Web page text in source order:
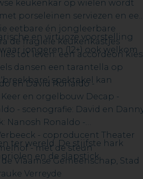
keukenkar op wielen wordt
porseleinen serviezen en
eetbare én jongleerbare
de fragiele keukenkastjes
tot leven: een accordeon
dansen een tarantella op
spektakel kan
en virtuoze voorstelling
jongeren (12+) ook welkom
en David Ronaldo -
Keer en orgelbouw Decap -
- scenografie: David en
Nanosh Ronaldo -
- coproducent Theater
- met de steun
Vlaamse Gemeenschap, Stad
Verreyde
ter wereld. De stijfste hark
en de slapstick.